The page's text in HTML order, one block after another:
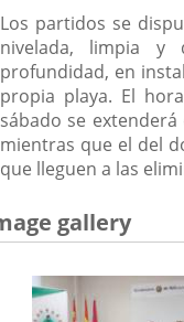
Los partidos se
nivelada, limpia y
profundidad, en
propia playa. El
sábado se
mientras que el del
que lleguen a las
gallery